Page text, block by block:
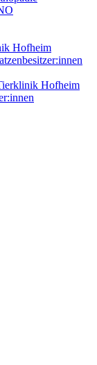
Hofheim
Hofheim